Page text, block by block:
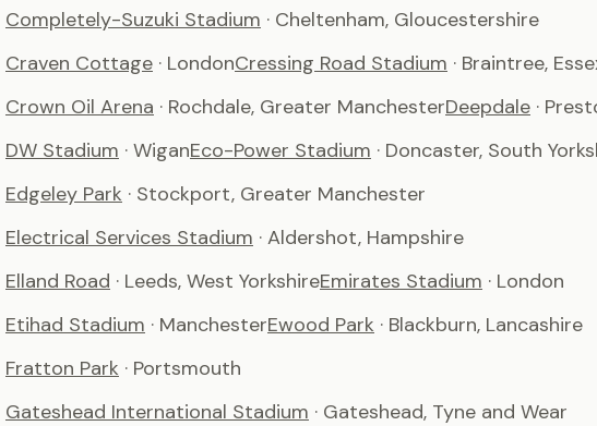
Completely-Suzuki Stadium · Cheltenham, Gloucestershire
Craven Cottage · LondonCressing Road Stadium · Braintree,
Crown Oil Arena · Rochdale, Greater ManchesterDeepdale ·
DW Stadium · WiganEco-Power Stadium · Doncaster, South
Edgeley Park · Stockport, Greater Manchester
Electrical Services Stadium · Aldershot, Hampshire
Elland Road · Leeds, West YorkshireEmirates Stadium · London
Etihad Stadium · ManchesterEwood Park · Blackburn, Lancashire
Fratton Park · Portsmouth
Gateshead International Stadium · Gateshead, Tyne and Wear